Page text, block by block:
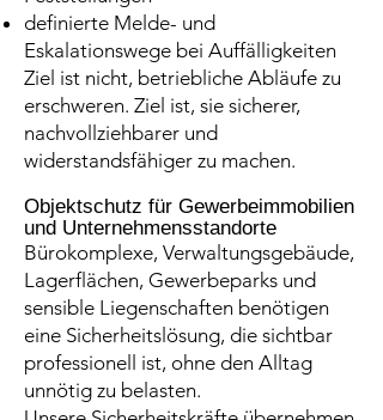
definierte Melde- und
Eskalationswege bei Auffälligkeiten
Ziel ist nicht, betriebliche Abläufe zu
erschweren. Ziel ist, sie sicherer,
nachvollziehbarer und
widerstandsfähiger zu machen.
Objektschutz für Gewerbeimmobilien
und Unternehmensstandorte
Bürokomplexe, Verwaltungsgebäude,
Lagerflächen, Gewerbeparks und
sensible Liegenschaften benötigen
eine Sicherheitslösung, die sichtbar
professionell ist, ohne den Alltag
unnötig zu belasten.